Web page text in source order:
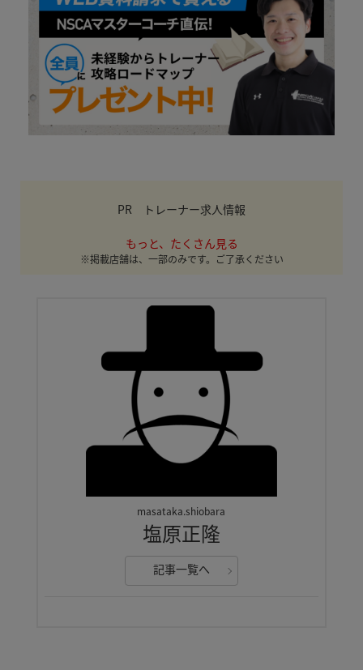
PR トレーナー求人情報
もっと、たくさん見る
※掲載店舗は、一部のみです。ご了承ください
masataka.shiobara
塩原正隆
記事一覧へ